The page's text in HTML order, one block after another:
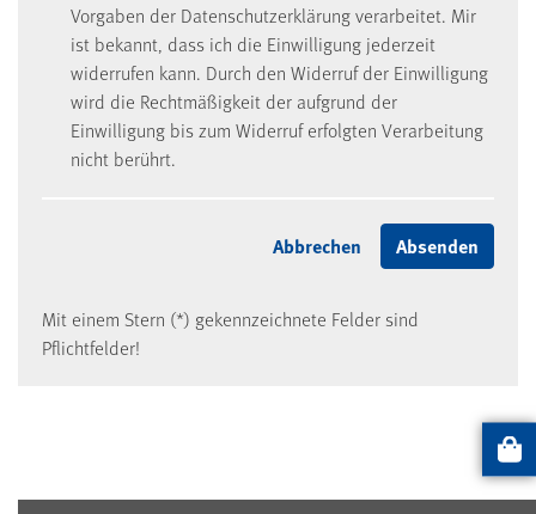
Vorgaben der Datenschutzerklärung verarbeitet. Mir
ist bekannt, dass ich die Einwilligung jederzeit
widerrufen kann. Durch den Widerruf der Einwilligung
wird die Rechtmäßigkeit der aufgrund der
Einwilligung bis zum Widerruf erfolgten Verarbeitung
nicht berührt.
Mit einem Stern (*) gekennzeichnete Felder sind
Pflichtfelder!
Artikel